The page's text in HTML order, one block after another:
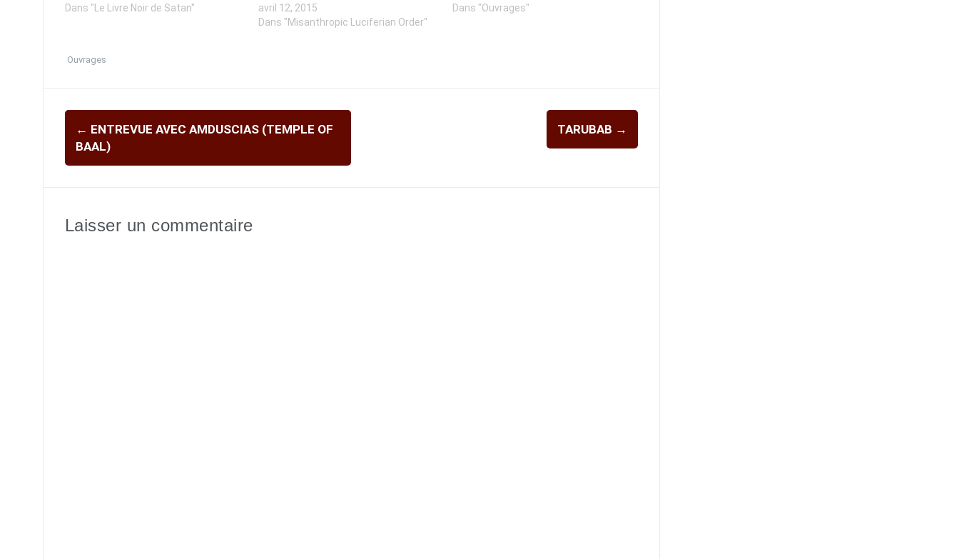
Dans "Le Livre Noir de Satan"
avril 12, 2015
Dans "Misanthropic Luciferian Order"
Dans "Ouvrages"
Ouvrages
Navigation
d'article
← ENTREVUE AVEC AMDUSCIAS (TEMPLE OF
BAAL)
TARUBAB →
Laisser un commentaire